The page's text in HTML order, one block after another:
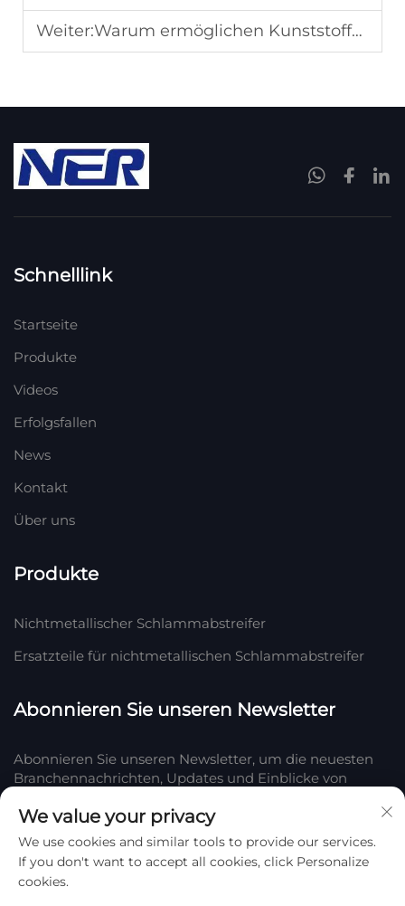
Weiter:Warum ermöglichen Kunststoffabstreifer eine geringe Wartung bei der Abwasserreinigung?
Schnelllink
Startseite
Produkte
Videos
Erfolgsfallen
News
Kontakt
Über uns
Produkte
Nichtmetallischer Schlammabstreifer
Ersatzteile für nichtmetallischen Schlammabstreifer
Abonnieren Sie unseren Newsletter
Abonnieren Sie unseren Newsletter, um die neuesten
Branchennachrichten, Updates und Einblicke von
Abonnieren
We value your privacy
We use cookies and similar tools to provide our services.
If you don't want to accept all cookies, click Personalize
cookies.